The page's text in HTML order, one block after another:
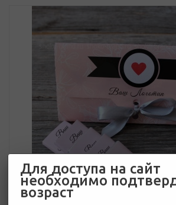
Для доступа на сайт
необходимо
возраст